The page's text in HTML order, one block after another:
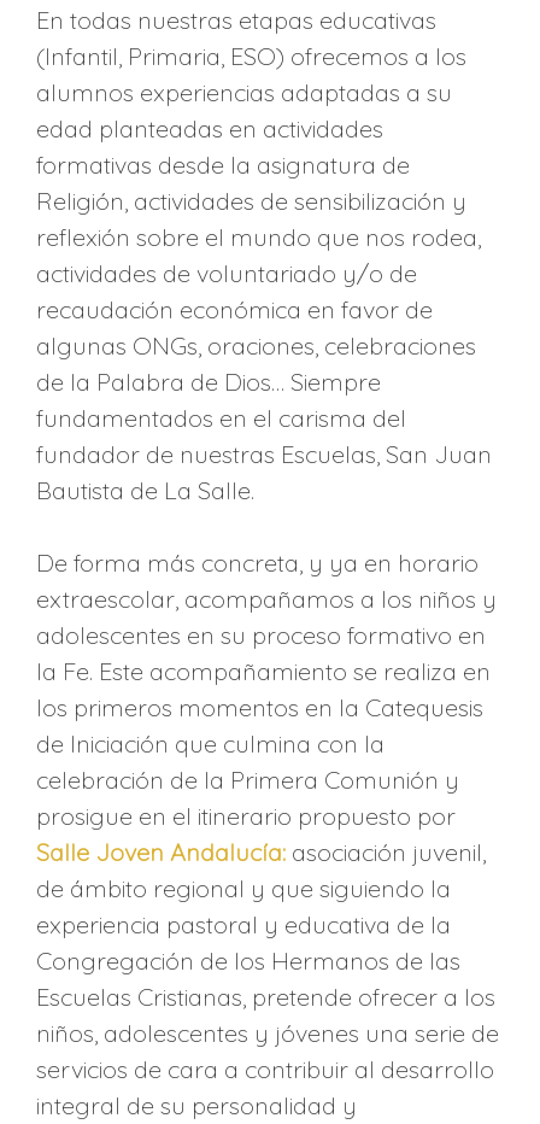
En todas nuestras etapas educativas
(Infantil, Primaria, ESO) ofrecemos a los
alumnos experiencias adaptadas a su
edad planteadas en actividades
formativas desde la asignatura de
Religión, actividades de sensibilización y
reflexión sobre el mundo que nos rodea,
actividades de voluntariado y/o de
recaudación económica en favor de
algunas ONGs, oraciones, celebraciones
de la Palabra de Dios… Siempre
fundamentados en el carisma del
fundador de nuestras Escuelas, San Juan
Bautista de La Salle.
De forma más concreta, y ya en horario
extraescolar, acompañamos a los niños y
adolescentes en su proceso formativo en
la Fe. Este acompañamiento se realiza en
los primeros momentos en la Catequesis
de Iniciación que culmina con la
celebración de la Primera Comunión y
prosigue en el itinerario propuesto por
Salle Joven Andalucía: asociación juvenil,
de ámbito regional y que siguiendo la
experiencia pastoral y educativa de la
Congregación de los Hermanos de las
Escuelas Cristianas, pretende ofrecer a los
niños, adolescentes y jóvenes una serie de
servicios de cara a contribuir al desarrollo
integral de su personalidad y